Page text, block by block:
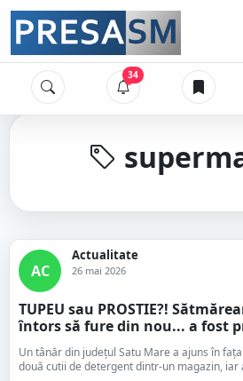
34
AC
Actualitate
26 mai 2026
TUPEU sau PROSTIE?!
întors să fure din nou... a fost
Un tânăr din județul Satu Mare a ajuns în
două cutii de detergent dintr-un magazin, iar